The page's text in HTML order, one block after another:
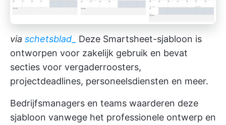
via schetsblad_
Deze Smartsheet-sjabloon is
ontworpen voor zakelijk gebruik en bevat
secties voor vergaderroosters,
projectdeadlines, personeelsdiensten en meer.
Bedrijfsmanagers en teams waarderen deze
sjabloon vanwege het professionele ontwerp en